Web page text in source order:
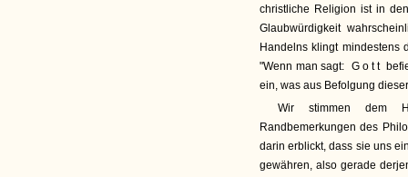
christliche Religion ist in
Glaubwürdigkeit
Handelns klingt mindestens
"Wenn man sagt: Gott
ein, was aus Befolgung
Wir stimmen dem
Randbemerkungen des
darin erblickt, dass sie uns
gewähren, also gerade